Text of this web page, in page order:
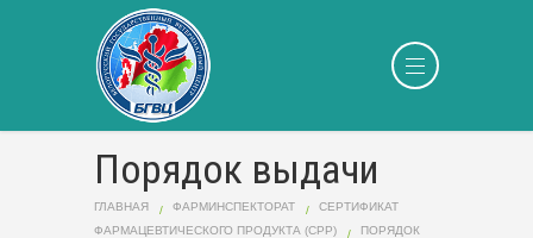
Порядок выдачи
ГЛАВНАЯ ФАРМИНСПЕКТОРАТ
СЕРТИФИКАТ
ФАРМАЦЕВТИЧЕСКОГО ПРОДУКТА (CPP)
ПОРЯДОК